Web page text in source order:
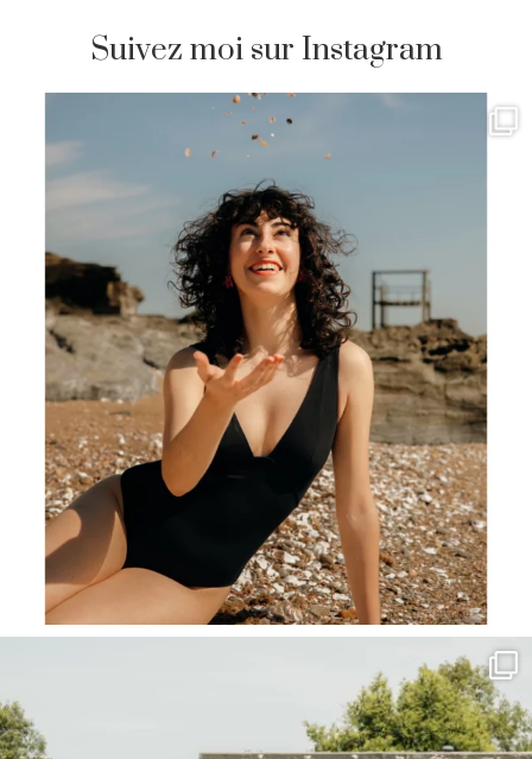
Suivez moi sur Instagram